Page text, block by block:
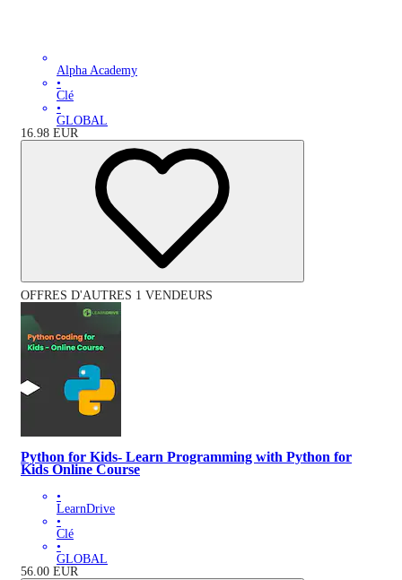
Alpha Academy
•
Clé
•
GLOBAL
16.98 EUR
OFFRES D'AUTRES 1 VENDEURS
Python for Kids- Learn Programming with Python for
Kids Online Course
•
LearnDrive
•
Clé
•
GLOBAL
56.00 EUR